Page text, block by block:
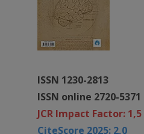
ISSN 1230-2813
ISSN online 2720-5371
JCR Impact Factor: 1,5
CiteScore 2025: 2,0